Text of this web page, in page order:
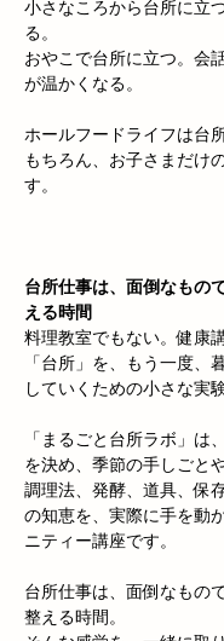
小さなころから台所に立
る。
おやこで台所に立つ。会
が温かくなる。
ホールフードライフは台
もちろん、お子さまだけ
す。
台所仕事は、面倒なもの
える時間
料理教室でもない。健康
「台所」を、もう一度、
していくための小さな実
「まるごと台所ラボ」は
を決め、季節の手しごとや
調理法、発酵、道具、保
の知恵を、実際に手を動
ニティー講座です。
台所仕事は、面倒なもの
整える時間。